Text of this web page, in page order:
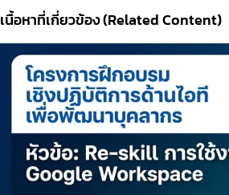
เนื้อหาที่เกี่ยวข้อง (Related Content)